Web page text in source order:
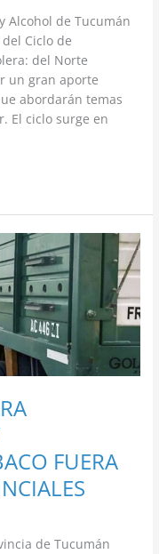
Alcohol de Tucumán
Ciclo de
del Norte
un gran aporte
abordarán temas
El ciclo surge en
FUERA
de Tucumán